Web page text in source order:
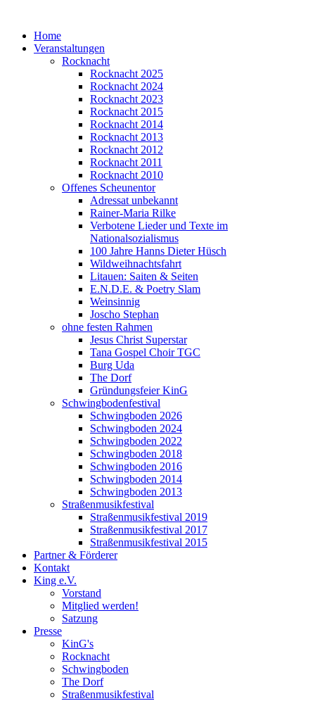
Home
Veranstaltungen
Rocknacht
Rocknacht 2025
Rocknacht 2024
Rocknacht 2023
Rocknacht 2015
Rocknacht 2014
Rocknacht 2013
Rocknacht 2012
Rocknacht 2011
Rocknacht 2010
Offenes Scheunentor
Adressat unbekannt
Rainer-Maria Rilke
Verbotene Lieder und Texte im
Nationalsozialismus
100 Jahre Hanns Dieter Hüsch
Wildweihnachtsfahrt
Litauen: Saiten & Seiten
E.N.D.E. & Poetry Slam
Weinsinnig
Joscho Stephan
ohne festen Rahmen
Jesus Christ Superstar
Tana Gospel Choir TGC
Burg Uda
The Dorf
Gründungsfeier KinG
Schwingbodenfestival
Schwingboden 2026
Schwingboden 2024
Schwingboden 2022
Schwingboden 2018
Schwingboden 2016
Schwingboden 2014
Schwingboden 2013
Straßenmusikfestival
Straßenmusikfestival 2019
Straßenmusikfestival 2017
Straßenmusikfestival 2015
Partner & Förderer
Kontakt
King e.V.
Vorstand
Mitglied werden!
Satzung
Presse
KinG's
Rocknacht
Schwingboden
The Dorf
Straßenmusikfestival